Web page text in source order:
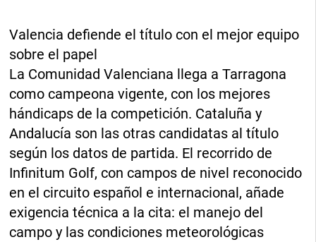
Valencia defiende el título con el mejor equipo
sobre el papel
La Comunidad Valenciana llega a Tarragona
como campeona vigente, con los mejores
hándicaps de la competición. Cataluña y
Andalucía son las otras candidatas al título
según los datos de partida. El recorrido de
Infinitum Golf, con campos de nivel reconocido
en el circuito español e internacional, añade
exigencia técnica a la cita: el manejo del
campo y las condiciones meteorológicas